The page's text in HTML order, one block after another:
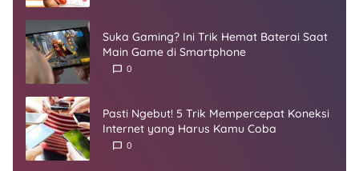
Suka Gaming? Ini Trik Hemat Baterai Saat
Main Game di Smartphone
0
Pasti Ngebut! 5 Trik Mempercepat Koneksi
Internet yang Harus Kamu Coba
0